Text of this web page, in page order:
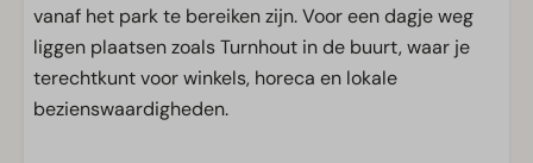
vanaf het park te bereiken zijn. Voor een dagje weg
liggen plaatsen zoals Turnhout in de buurt, waar je
terechtkunt voor winkels, horeca en lokale
bezienswaardigheden.